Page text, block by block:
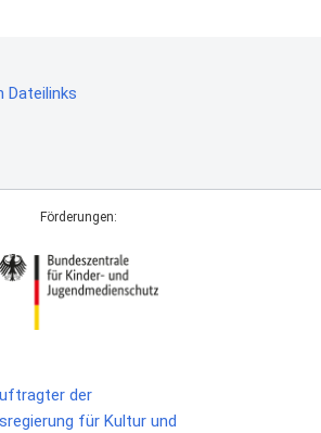
Dateilinks
Förderungen: